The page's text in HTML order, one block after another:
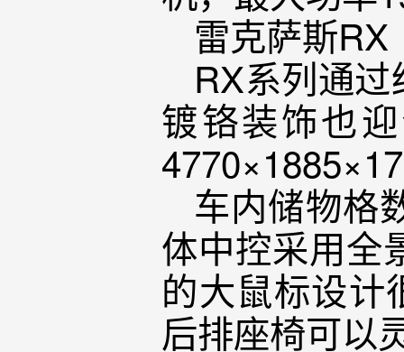
雷克萨斯RX
RX系列通
镀铬装饰也
车内储物格
体中控采用全
的大鼠标设计
后排座椅可以